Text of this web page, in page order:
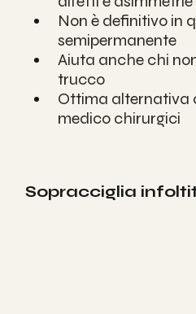
Non è definitivo in
semipermanente
Aiuta anche chi
trucco
Ottima alternativa
medico chirurgici
Sopracciglia